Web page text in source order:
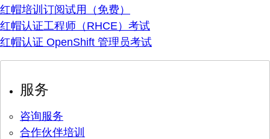
红帽培训订阅试用（免费）
红帽认证工程师（RHCE）考试
红帽认证 OpenShift 管理员考试
服务
咨询服务
合作伙伴培训